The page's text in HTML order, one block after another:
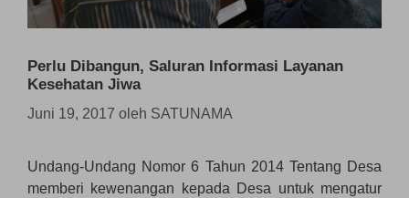
Perlu Dibangun, Saluran Informasi Layanan
Kesehatan Jiwa
Juni 19, 2017 oleh SATUNAMA
Undang-Undang Nomor 6 Tahun 2014 Tentang Desa
memberi kewenangan kepada Desa untuk mengatur